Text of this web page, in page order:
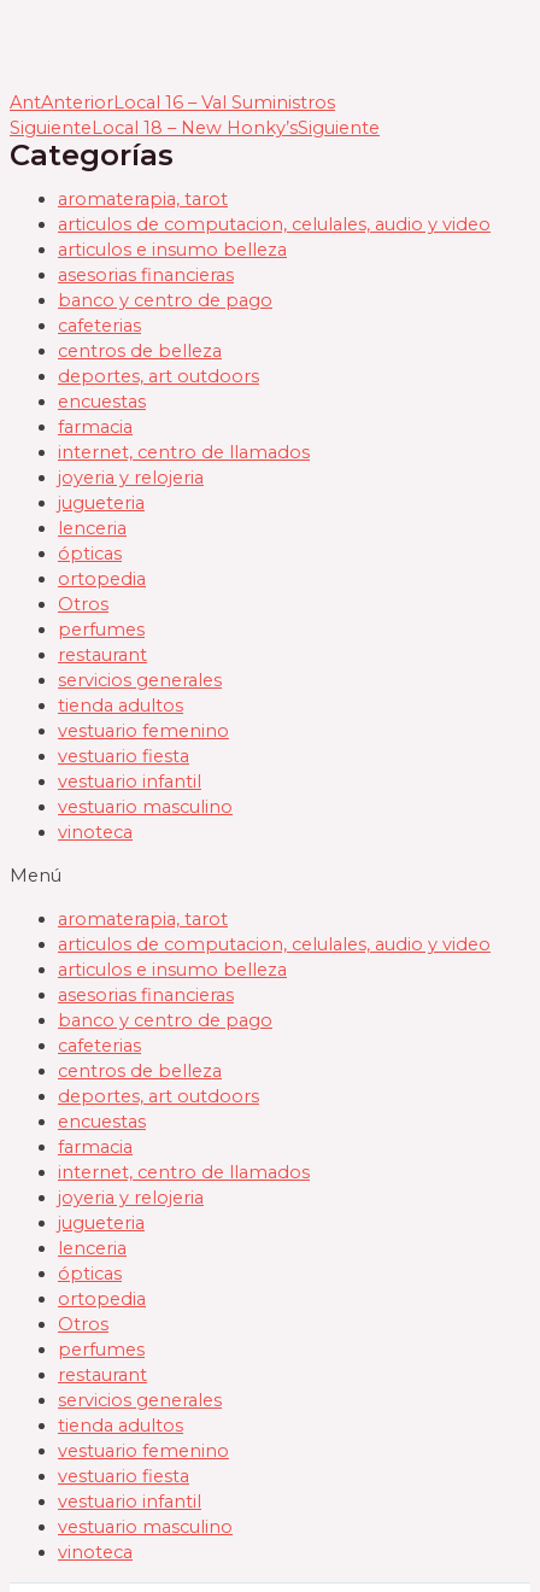
AntAnteriorLocal 16 – Val Suministros
SiguienteLocal 18 – New Honky’sSiguiente
Categorías
aromaterapia, tarot
articulos de computacion, celulales, audio y video
articulos e insumo belleza
asesorias financieras
banco y centro de pago
cafeterias
centros de belleza
deportes, art outdoors
encuestas
farmacia
internet, centro de llamados
joyeria y relojeria
jugueteria
lenceria
ópticas
ortopedia
Otros
perfumes
restaurant
servicios generales
tienda adultos
vestuario femenino
vestuario fiesta
vestuario infantil
vestuario masculino
vinoteca
Menú
aromaterapia, tarot
articulos de computacion, celulales, audio y video
articulos e insumo belleza
asesorias financieras
banco y centro de pago
cafeterias
centros de belleza
deportes, art outdoors
encuestas
farmacia
internet, centro de llamados
joyeria y relojeria
jugueteria
lenceria
ópticas
ortopedia
Otros
perfumes
restaurant
servicios generales
tienda adultos
vestuario femenino
vestuario fiesta
vestuario infantil
vestuario masculino
vinoteca